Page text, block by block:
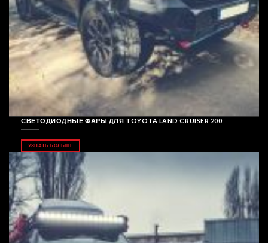
СВЕТОДИОДНЫЕ ФАРЫ ДЛЯ TOYOTA LAND CRUISER 200
УЗНАТЬ БОЛЬШЕ